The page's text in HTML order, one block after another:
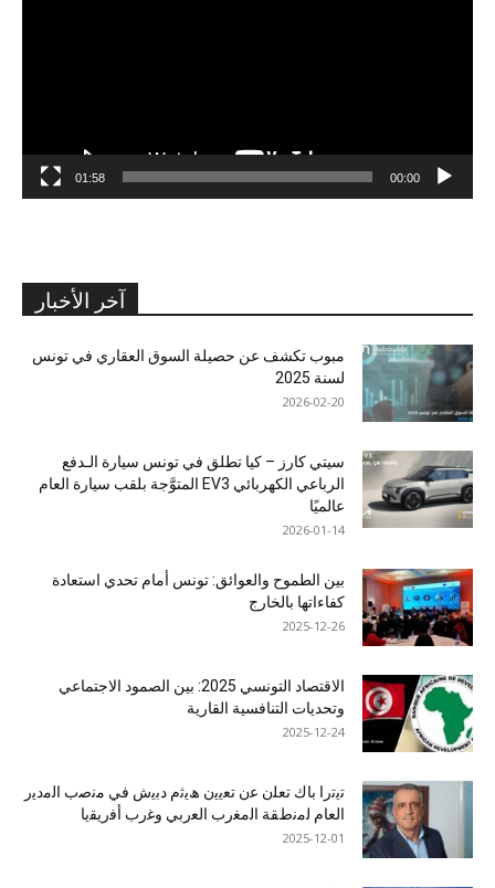
00:00
01:58
آخر الأخبار
مبوب تكشف عن حصيلة السوق العقاري في تونس
لسنة 2025
2026-02-20
سيتي كارز – كيا تطلق في تونس سيارة الـدفع
الرباعي الكهربائي EV3 المتوَّجة بلقب سيارة العام
عالميًا
2026-01-14
بين الطموح والعوائق: تونس أمام تحدي استعادة
كفاءاتها بالخارج
2025-12-26
الاقتصاد التونسي 2025: بين الصمود الاجتماعي
وتحديات التنافسية القارية
2025-12-24
ﺗﯾﺗرا ﺑﺎك ﺗﻌﻠن ﻋن ﺗﻌﯾﯾن ھﯾﺛم دﺑﯾش ﻓﻲ ﻣﻧﺻب اﻟﻣدﯾر
اﻟﻌﺎم ﻟﻣﻧطﻘﺔ اﻟﻣﻐرب اﻟﻌرﺑﻲ وﻏرب أﻓرﯾﻘﯾﺎ
2025-12-01